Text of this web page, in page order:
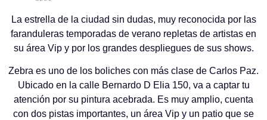
La estrella de la ciudad sin dudas, muy reconocida por las
faranduleras temporadas de verano repletas de artistas en
su área Vip y por los grandes despliegues de sus shows.
Zebra es uno de los boliches con más clase de Carlos Paz.
Ubicado en la calle Bernardo D Elia 150, va a captar tu
atención por su pintura acebrada. Es muy amplio, cuenta
con dos pistas importantes, un área Vip y un patio que se